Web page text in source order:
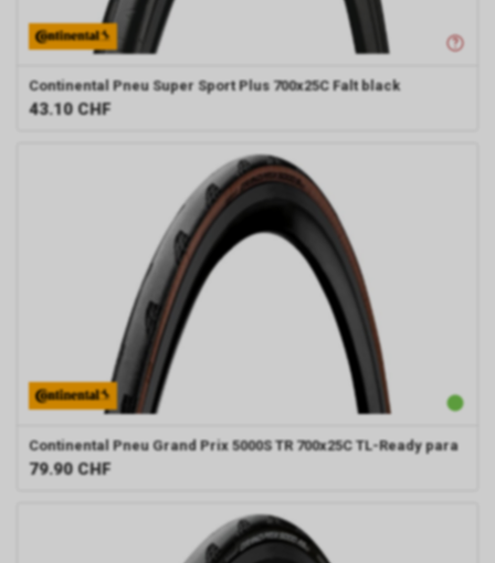
Continental Pneu Super Sport Plus 700x25C Falt black
43.10 CHF
Continental Pneu Grand Prix 5000S TR 700x25C TL-Ready para
79.90 CHF